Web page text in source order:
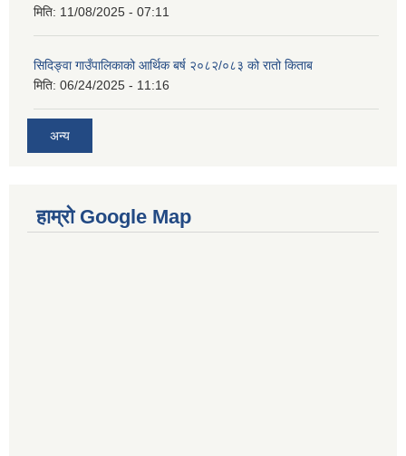
मिति: 11/08/2025 - 07:11
सिदिङ्वा गाउँपालिकाको आर्थिक बर्ष २०८२/०८३ को रातो किताब
मिति: 06/24/2025 - 11:16
अन्य
हाम्रो Google Map